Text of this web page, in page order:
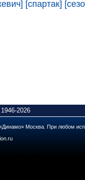
[спартак]
2026
Москва. При любом